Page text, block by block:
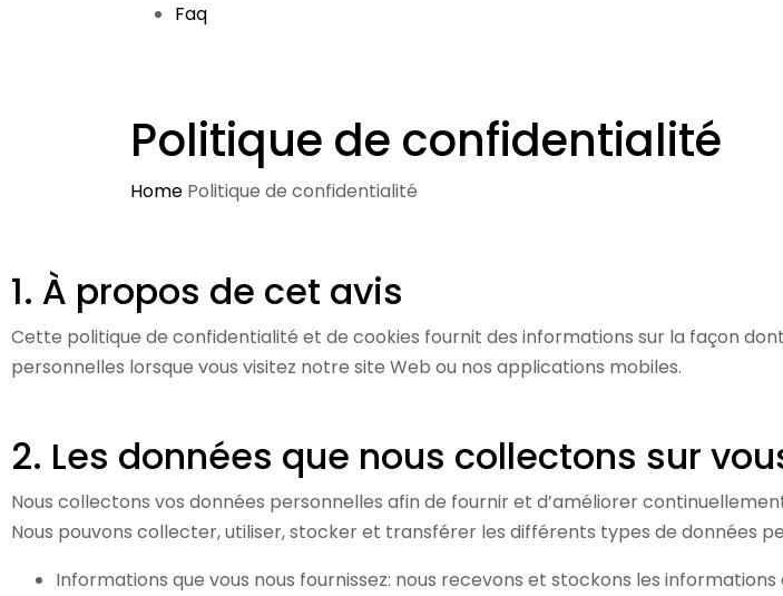
Faq
Politique de confidentialité
Home Politique de confidentialité
1. À propos de cet avis
Cette politique de confidentialité et de cookies fournit des informations sur la façon
personnelles lorsque vous visitez notre site Web ou nos applications mobiles.
2. Les données que nous collectons sur
Nous collectons vos données personnelles afin de fournir et d’améliorer
Nous pouvons collecter, utiliser, stocker et transférer les différents types de données
Informations que vous nous fournissez: nous recevons et stockons les